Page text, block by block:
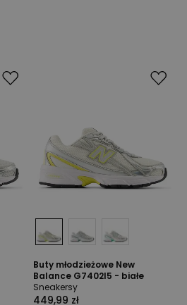
Buty młodzieżowe New
Balance G7402I5 - białe
Sneakersy
449,99 zł